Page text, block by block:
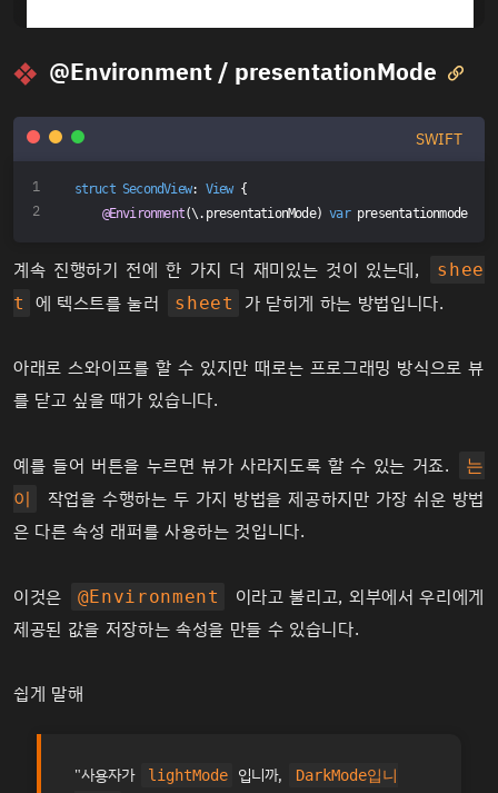
@Environment / presentationMode 
SWIFT
struct SecondView: View {
@Environment(\.presentationMode) var presentationmode
계속 진행하기 전에 한 가지 더 재미있는 것이 있는데,
shee
t
에 텍스트를 눌러 sheet 가 닫히게 하는 방법입니다.
아래로 스와이프를 할 수 있지만 때로는 프로그래밍 방식으로 뷰
를 닫고 싶을 때가 있습니다.
예를 들어 버튼을 누르면 뷰가 사라지도록 할 수 있는 거죠.
는
이
작업을 수행하는 두 가지 방법을 제공하지만 가장 쉬운 방법
은 다른 속성 래퍼를 사용하는 것입니다.
이것은 @Environment
이라고 불리고, 외부에서 우리에게
제공된 값을 저장하는 속성을 만들 수 있습니다.
쉽게 말해
"사용자가 lightMode 입니까,
DarkMode입니